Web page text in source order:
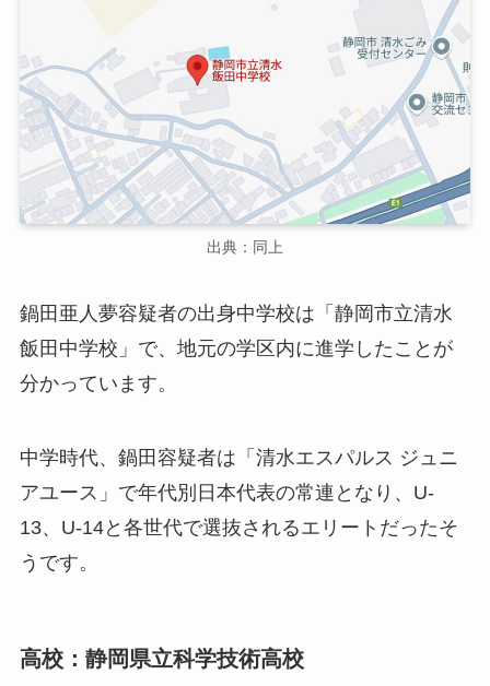
出典：同上
鍋田亜人夢容疑者の出身中学校は「静岡市立清水
飯田中学校」で、地元の学区内に進学したことが
分かっています。
中学時代、鍋田容疑者は「清水エスパルス ジュニ
アユース」で年代別日本代表の常連となり、U-
13、U-14と各世代で選抜されるエリートだったそ
うです。
高校：静岡県立科学技術高校